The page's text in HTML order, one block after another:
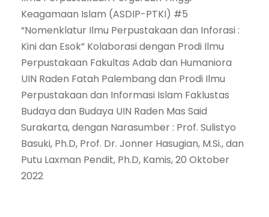
Keagamaan Islam (ASDIP-PTKI) #5
“Nomenklatur Ilmu Perpustakaan dan Inforasi :
Kini dan Esok” Kolaborasi dengan Prodi Ilmu
Perpustakaan Fakultas Adab dan Humaniora
UIN Raden Fatah Palembang dan Prodi Ilmu
Perpustakaan dan Informasi Islam Faklustas
Budaya dan Budaya UIN Raden Mas Said
Surakarta, dengan Narasumber : Prof. Sulistyo
Basuki, Ph.D, Prof. Dr. Jonner Hasugian, M.Si., dan
Putu Laxman Pendit, Ph.D, Kamis, 20 Oktober
2022